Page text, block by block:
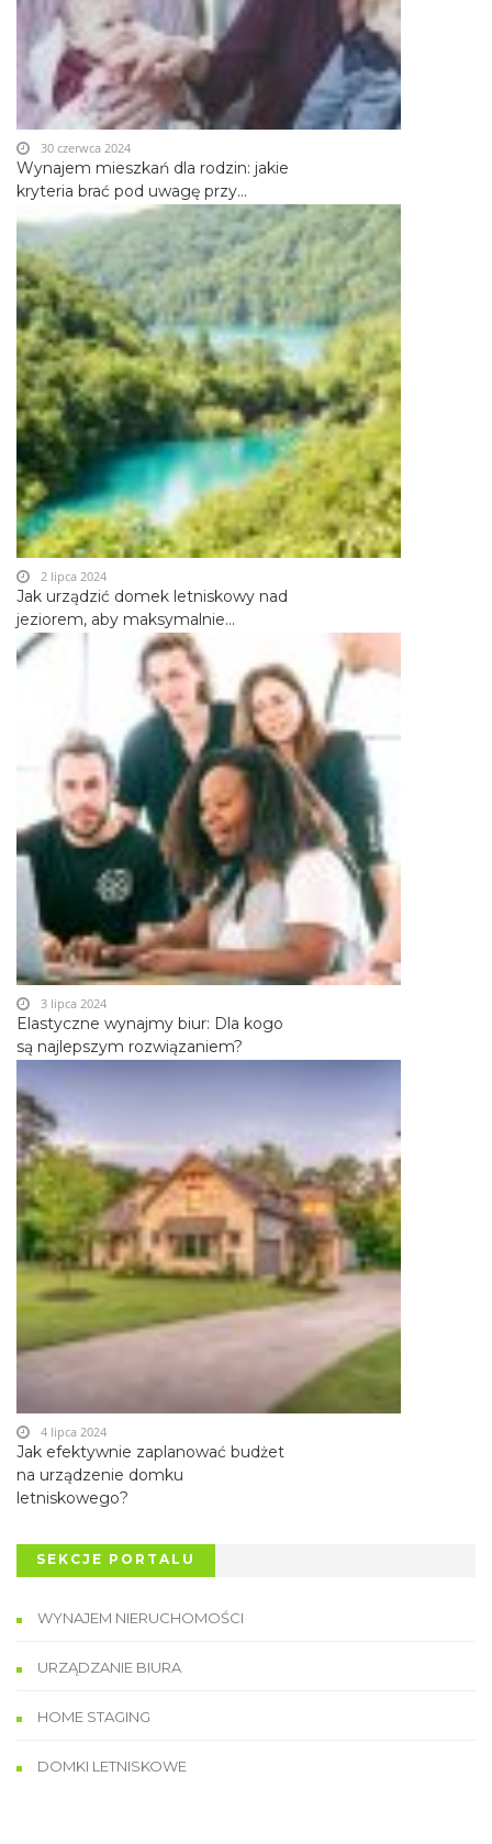
Wynajem mieszkań dla rodzin: jakie
kryteria brać pod uwagę przy...
30 czerwca 2024
Jak urządzić domek letniskowy nad
jeziorem, aby maksymalnie...
2 lipca 2024
Elastyczne wynajmy biur: Dla kogo
są najlepszym rozwiązaniem?
3 lipca 2024
Jak efektywnie zaplanować budżet
na urządzenie domku
letniskowego?
4 lipca 2024
SEKCJE PORTALU
WYNAJEM NIERUCHOMOŚCI
URZĄDZANIE BIURA
HOME STAGING
DOMKI LETNISKOWE